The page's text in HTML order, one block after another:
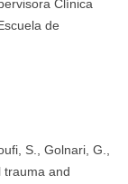
Clínica
de
S., Golnari, G.,
trauma and